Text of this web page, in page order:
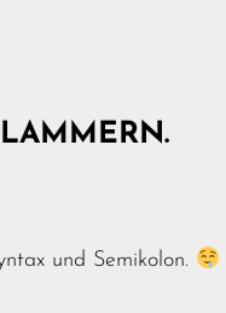
und Semikolon.